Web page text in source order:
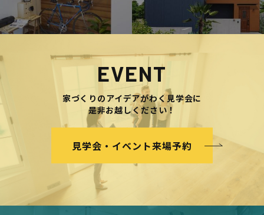
EVENT
家づくりのアイデアがわく見学会に
是非お越しください！
見学会・イベント来場予約